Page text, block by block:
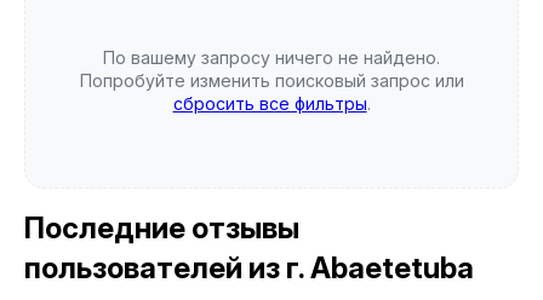
По вашему запросу ничего не найдено.
Попробуйте изменить поисковый запрос или
сбросить все фильтры.
Последние отзывы
пользователей из г. Abaetetuba